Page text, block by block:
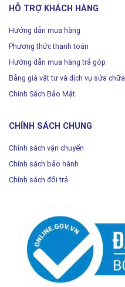
HỖ TRỢ KHÁCH HÀNG
Hướng dẫn mua hàng
Phương thức thanh toán
Hướng dẫn mua hàng trả góp
Bảng giá vật tư và dịch vụ sửa chữa
Chính Sách Bảo Mật
CHÍNH SÁCH CHUNG
Chính sách vận chuyển
Chính sách bảo hành
Chính sách đổi trả